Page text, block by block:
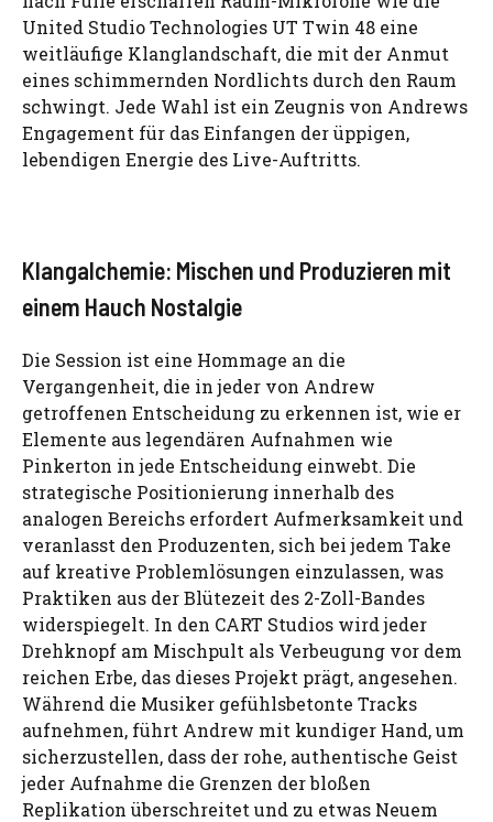
United Studio Technologies UT Twin 48 eine
weitläufige Klanglandschaft, die mit der Anmut
eines schimmernden Nordlichts durch den Raum
schwingt. Jede Wahl ist ein Zeugnis von Andrews
Engagement für das Einfangen der üppigen,
lebendigen Energie des Live-Auftritts.
Klangalchemie: Mischen und Produzieren mit
einem Hauch Nostalgie
Die Session ist eine Hommage an die
Vergangenheit, die in jeder von Andrew
getroffenen Entscheidung zu erkennen ist, wie er
Elemente aus legendären Aufnahmen wie
Pinkerton in jede Entscheidung einwebt. Die
strategische Positionierung innerhalb des
analogen Bereichs erfordert Aufmerksamkeit und
veranlasst den Produzenten, sich bei jedem Take
auf kreative Problemlösungen einzulassen, was
Praktiken aus der Blütezeit des 2-Zoll-Bandes
widerspiegelt. In den CART Studios wird jeder
Drehknopf am Mischpult als Verbeugung vor dem
reichen Erbe, das dieses Projekt prägt, angesehen.
Während die Musiker gefühlsbetonte Tracks
aufnehmen, führt Andrew mit kundiger Hand, um
sicherzustellen, dass der rohe, authentische Geist
jeder Aufnahme die Grenzen der bloßen
Replikation überschreitet und zu etwas Neuem